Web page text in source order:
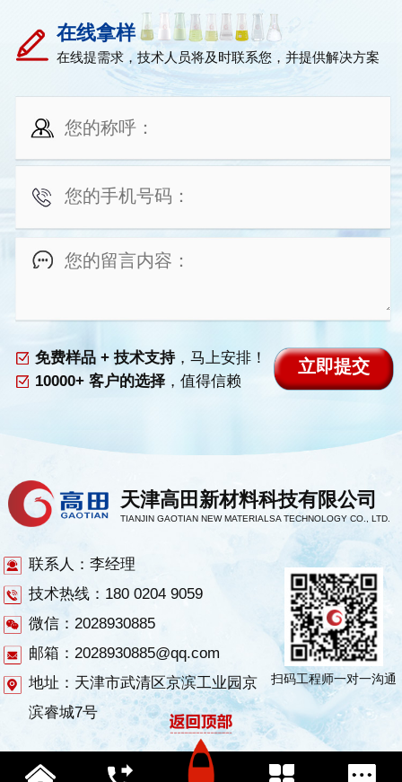
在线拿样
在线提需求，技术人员将及时联系您，并提供解决方案
免费样品 + 技术支持，马上安排！
10000+ 客户的选择，值得信赖
天津高田新材料科技有限公司
TIANJIN GAOTIAN NEW MATERIALSA TECHNOLOGY CO., LTD.
联系人：李经理
技术热线：180 0204 9059
微信：2028930885
邮箱：2028930885@qq.com
地址：天津市武清区京滨工业园京
滨睿城7号
扫码工程师一对一沟通